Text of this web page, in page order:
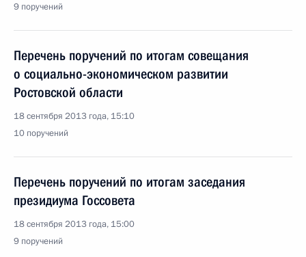
9 поручений
Перечень поручений по итогам совещания
о социально-экономическом развитии
Ростовской области
18 сентября 2013 года, 15:10
10 поручений
Перечень поручений по итогам заседания
президиума Госсовета
18 сентября 2013 года, 15:00
9 поручений